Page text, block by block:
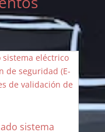
sistema